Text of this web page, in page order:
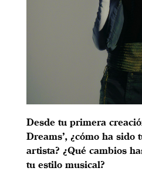
Desde tu primera
Dreams’, ¿cómo ha sido
artista? ¿Qué cambios
tu estilo musical?